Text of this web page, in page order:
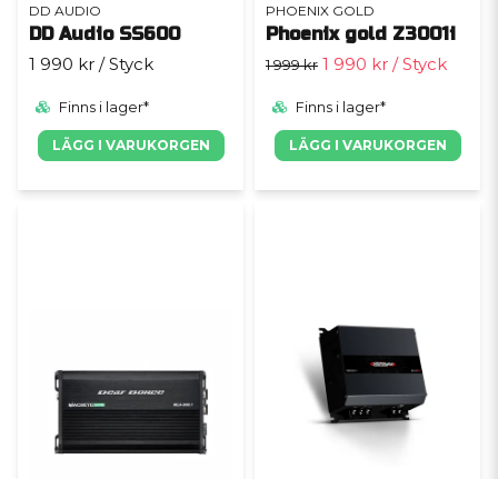
DD AUDIO
DD Audio SS600
1 990 kr / Styck
Finns i lager*
LÄGG I VARUKORGEN
PHOENIX GOLD
Phoenix gold Z3001i
1 999 kr 1 990 kr / Styck
Finns i lager*
LÄGG I VARUKORGEN